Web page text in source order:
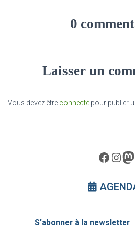
0
Laisser un
Vous devez être connecté pour publier
Facebook InstagramMastodon
S'abonner à la newsletter